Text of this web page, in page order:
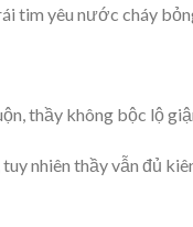
tim yêu nước cháy
thầy không bộc lộ
nhiên thầy vẫn đủ